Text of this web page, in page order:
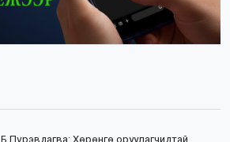
Б.Пүрэвдагва: Хөрөнгө оруулагчидтай